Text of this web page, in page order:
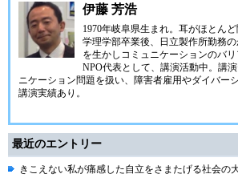
伊藤 芳浩
1970年岐阜県生まれ。耳がほとん
学理学部卒業後、日立製作所勤務
を生かしコミュニケーションのバ
NPO代表として、講演活動中。講
ニケーション問題を扱い、障害者雇用やダイバー
講演実績あり。
最近のエントリー
きこえない私が痛感した自立をさまたげる社会の